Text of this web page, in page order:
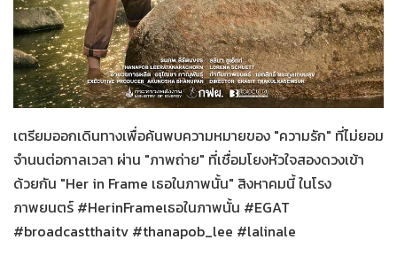
17-07-2569 Her in Frame
เตรียมออกเดินทางเพื่อค้นพบความหมายของ "ความรัก" ที่ไม่ยอม
จำนนต่อกาลเวลา ผ่าน "ภาพถ่าย" ที่เชื่อมโยงหัวใจสองดวงเข้า
ด้วยกัน "Her in Frame เธอในภาพนั้น" สิงหาคมนี้ ในโรง
ภาพยนตร์ #HerinFrameเธอในภาพนั้น #EGAT
#broadcastthaitv #thanapob_lee #lalinale